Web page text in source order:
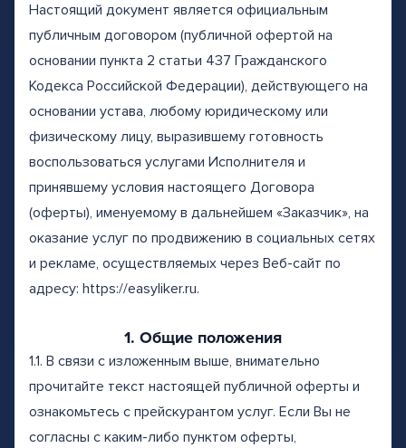
Настоящий документ является официальным
публичным договором (публичной офертой на
основании пункта 2 статьи 437 Гражданского
Кодекса Российской Федерации), действующего на
основании устава, любому юридическому или
физическому лицу, выразившему готовность
воспользоваться услугами Исполнителя и
принявшему условия настоящего Договора
(оферты), именуемому в дальнейшем «Заказчик», на
оказание услуг по продвижению в социальных сетях
и рекламе, осуществляемых через Веб-сайт по
адресу: https://easyliker.ru.
1. Общие положения
1.1. В связи с изложенным выше, внимательно
прочитайте текст настоящей публичной оферты и
ознакомьтесь с прейскурантом услуг. Если Вы не
согласны с каким-либо пунктом оферты,